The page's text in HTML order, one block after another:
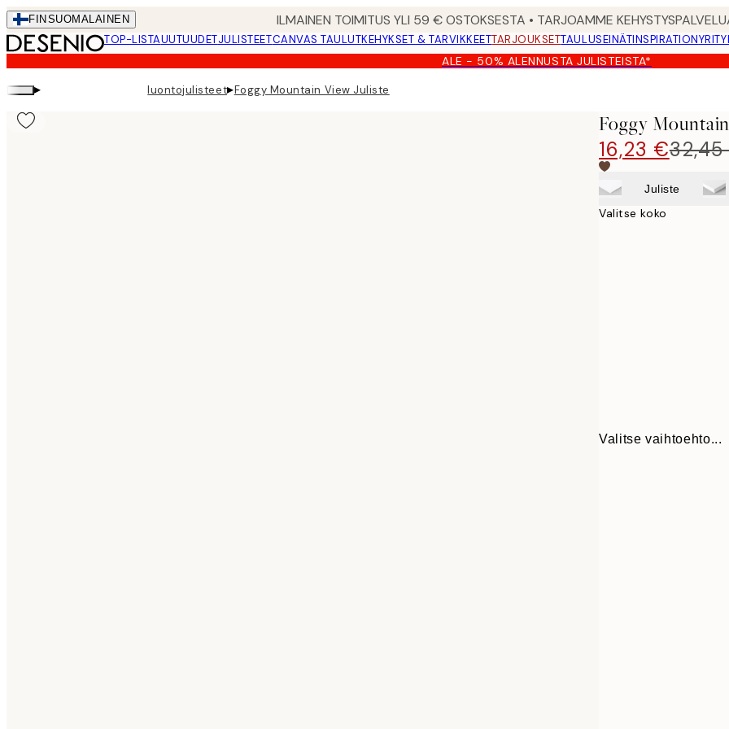
Skip
to
main
content.
FIN SUOMALAINEN ILMAINEN TOIMITUS YLI 59 € OSTOKSESTA • TARJOAMME
TOP-LISTAUUTUUDETJULISTEETCANVAS TAULUTKEHYKSET & TARVIKKEETTARJOUKSETTAULUSEINÄTINSPIRATION
ALE - 50% ALENNUSTA JULISTEISTA*
▸ luontojulisteet▸Foggy Mountain View Juliste
Foggy
16,23 €
Juliste
Valitse koko
Valitse vaihtoehto...